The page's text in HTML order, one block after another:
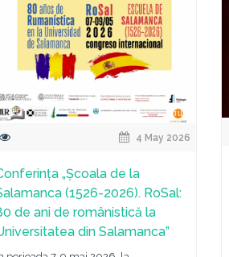
4 May 2026
„Școala de la
(1526-2026). RoSal:
de ani de românistică la
din Salamanca”